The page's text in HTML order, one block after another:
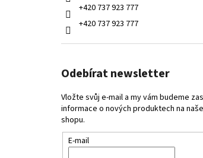
+420 737 923 777
+420 737 923 777
Odebírat newsletter
Vložte svůj e-mail a my vám budeme
informace o nových produktech na
shopu.
E-mail